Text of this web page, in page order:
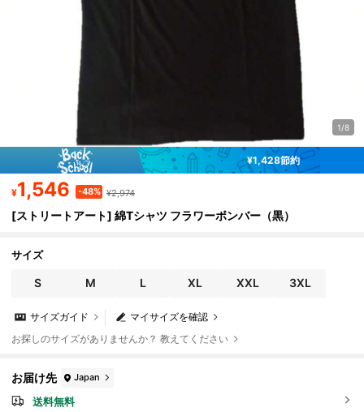
1/8
¥1,428節約
¥1,546 -48% ¥2,974
[ストリートアート] 綿Tシャツ フラワーボンバー（黒）
サイズ
S M L XL XXL 3XL
マイサイズを確認
サイズガイド
お探しのサイズがありませんか？ 教えてください
お届け先 Japan
送料無料